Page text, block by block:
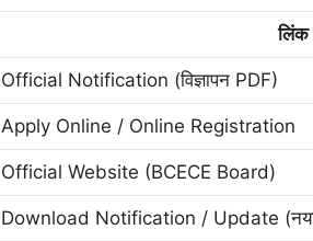
लिंक
Official Notification (विज्ञापन PDF)
Apply Online / Online Registration
Official Website (BCECE Board)
Download Notification / Update (नया